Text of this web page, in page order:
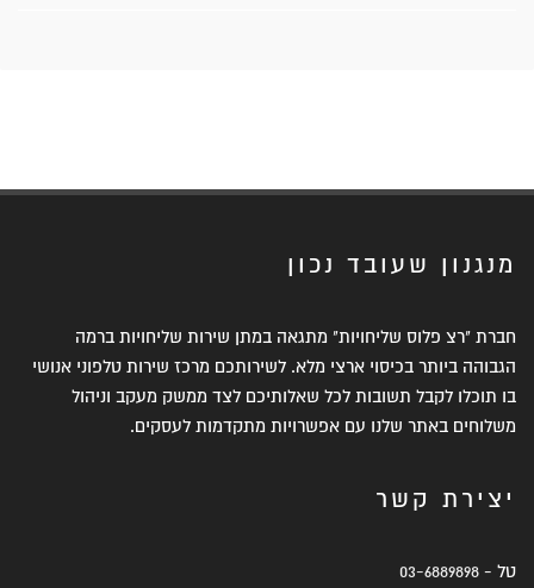
מנגנון שעובד נכון
חברת "רצ פלוס שליחויות" מתגאה במתן שירות שליחויות ברמה
הגבוהה ביותר בכיסוי ארצי מלא. לשירותכם מרכז שירות טלפוני אנושי
בו תוכלו לקבל תשובות לכל שאלותיכם לצד ממשק מעקב וניהול
משלוחים באתר שלנו עם אפשרויות מתקדמות לעסקים.
יצירת קשר
טל - 03-6889898